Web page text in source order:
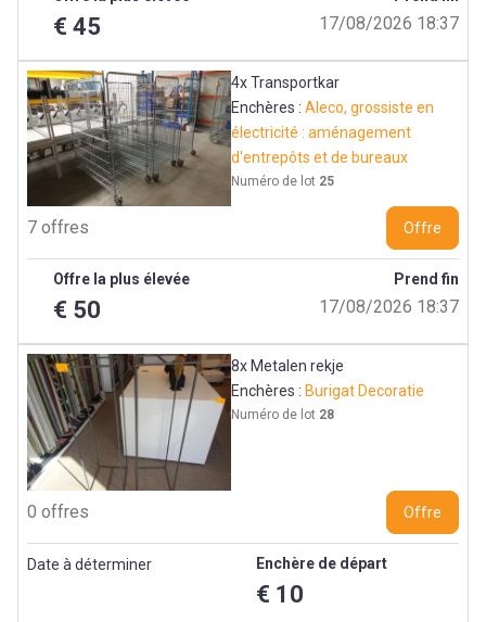
17/08/2026 18:37
€ 45
4x Transportkar
Enchères :Aleco, grossiste en
électricité : aménagement
d'entrepôts et de bureaux
Numéro de lot 25
7 offres Offre
Prend fin
17/08/2026 18:37
Offre la plus élevée
€ 50
8x Metalen rekje
Enchères : Burigat Decoratie
Numéro de lot 28
0 offres Offre
Date à déterminer Enchère de départ
€ 10